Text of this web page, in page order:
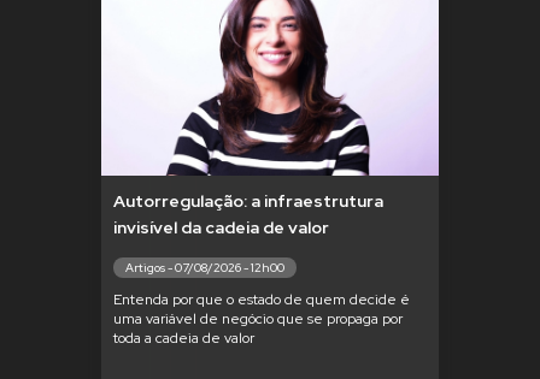
Autorregulação: a infraestrutura
invisível da cadeia de valor
Artigos - 07/08/2026 - 12h00
Entenda por que o estado de quem decide é
uma variável de negócio que se propaga por
toda a cadeia de valor